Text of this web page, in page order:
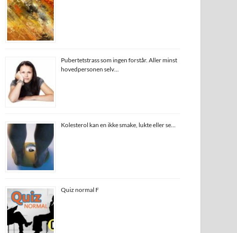
Pubertetstrass som ingen forstår. Aller minst
hovedpersonen selv…
Kolesterol kan en ikke smake, lukte eller se…
Quiz normal F